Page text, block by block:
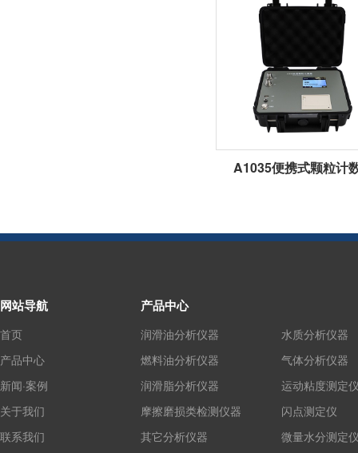
A1035便携式颗粒计
网站导航
首页
产品中心
新闻·案例
关于我们
联系我们
产品中心
润滑油分析仪器
燃料油分析仪器
润滑脂分析仪器
摩擦磨损类检测仪器
其它分析仪器
水质分析仪器
气体分析仪器
运动粘度测定
闪点测定仪
微量水分测定